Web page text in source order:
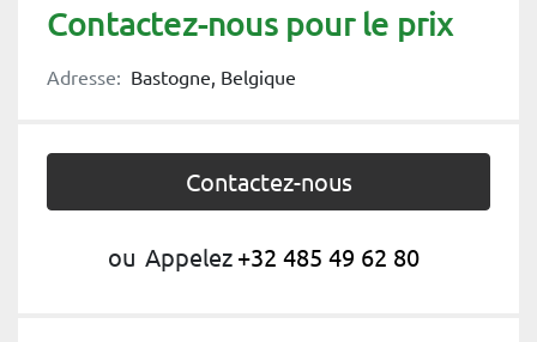
Contactez-nous pour le prix
Adresse: Bastogne, Belgique
Contactez-nous
ou Appelez +32 485 49 62 80